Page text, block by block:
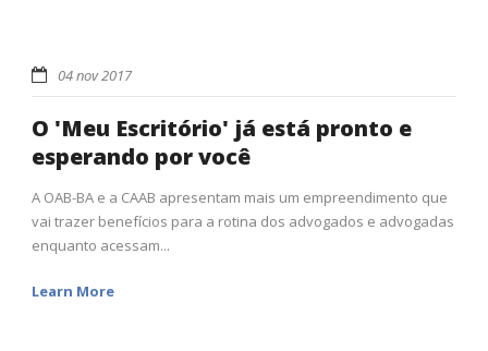
04 nov 2017
O 'Meu Escritório' já está pronto e
esperando por você
A OAB-BA e a CAAB apresentam mais um empreendimento que
vai trazer benefícios para a rotina dos advogados e advogadas
enquanto acessam...
Learn More